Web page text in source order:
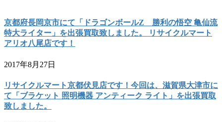
京都府長岡京市にて「ドラゴンボールZ 勝利の悟空 亀仙流
特大ライター」を出張買取致しました。 リサイクルマート
アリオ八尾店です！
2017年8月27日
リサイクルマート京都伏見店です！今回は、滋賀県大津市に
て「ブラケット 照明機器 アンティーク ライト」を出張買取
致しました。